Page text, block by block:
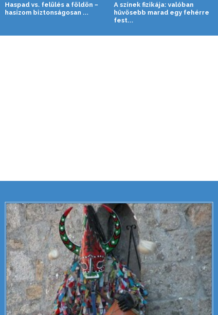
Haspad vs. felülés a földön –
hasizom biztonságosan ...
A színek fizikája: valóban
hűvösebb marad egy fehérre
fest...